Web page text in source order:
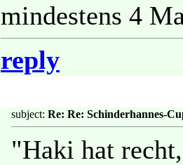
mindestens 4
reply
subject: Re: Re: Schinderhannes-
"Haki hat